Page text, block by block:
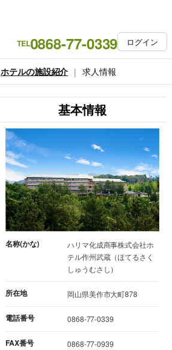
TEL0868-77-0339 ログイン
ホテルの施設紹介 求人情報
基本情報
名称(かな)
ハリマ化成商事株式会社ホ
テル作州武蔵（ほてるさく
しゅうむさし）
所在地 岡山県美作市大町878
電話番号 0868-77-0339
FAX番号 0868-77-0939